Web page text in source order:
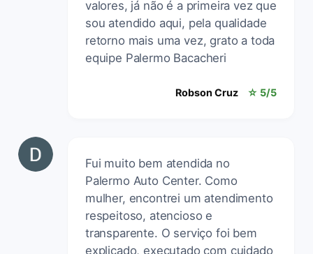
valores, já não é a primeira vez que
sou atendido aqui, pela qualidade
retorno mais uma vez, grato a toda
equipe Palermo Bacacheri
Robson Cruz ☆ 5/5
Fui muito bem atendida no
Palermo Auto Center. Como
mulher, encontrei um atendimento
respeitoso, atencioso e
transparente. O serviço foi bem
explicado, executado com cuidado